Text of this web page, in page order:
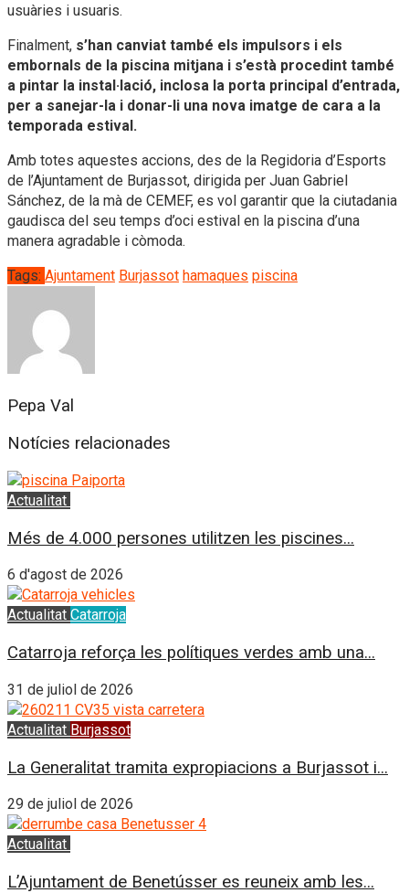
usuàries i usuaris.
Finalment, s’han canviat també els impulsors i els
embornals de la piscina mitjana i s’està procedint també
a pintar la instal·lació, inclosa la porta principal d’entrada,
per a sanejar-la i donar-li una nova imatge de cara a la
temporada estival.
Amb totes aquestes accions, des de la Regidoria d’Esports
de l’Ajuntament de Burjassot, dirigida per Juan Gabriel
Sánchez, de la mà de CEMEF, es vol garantir que la ciutadania
gaudisca del seu temps d’oci estival en la piscina d’una
manera agradable i còmoda.
Tags: Ajuntament Burjassot hamaques piscina
Pepa Val
Notícies relacionades
Actualitat
Més de 4.000 persones utilitzen les piscines...
6 d'agost de 2026
Actualitat Catarroja
Catarroja reforça les polítiques verdes amb una...
31 de juliol de 2026
Actualitat Burjassot
La Generalitat tramita expropiacions a Burjassot i...
29 de juliol de 2026
Actualitat
L’Ajuntament de Benetússer es reuneix amb les...